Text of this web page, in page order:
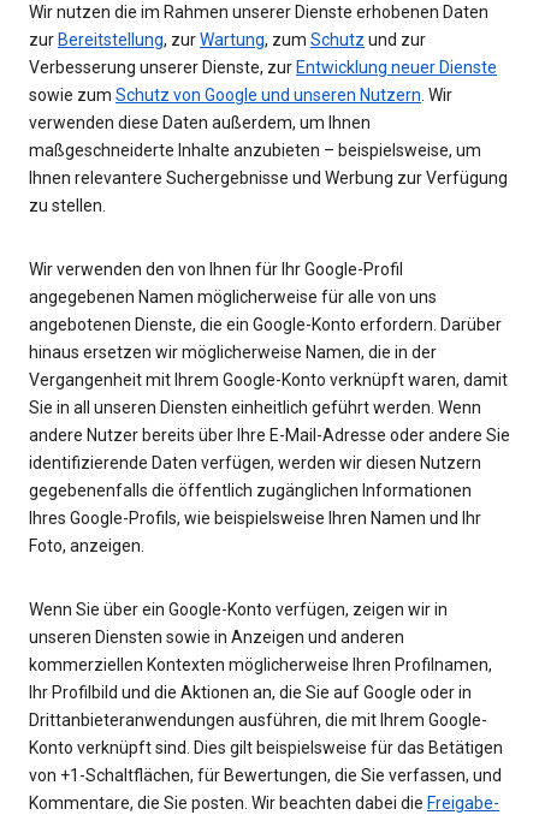
Wir nutzen die im Rahmen unserer Dienste erhobenen Daten
zur Bereitstellung, zurWartung, zum Schutz und zur
Verbesserung unserer Dienste, zur Entwicklung neuer Dienste
sowie zum Schutz von Google und unseren Nutzern. Wir
verwenden diese Daten außerdem, um Ihnen
maßgeschneiderte Inhalte anzubieten – beispielsweise, um
Ihnen relevantere Suchergebnisse und Werbung zur Verfügung
zu stellen.
Wir verwenden den von Ihnen für Ihr Google-Profil
angegebenen Namen möglicherweise für alle von uns
angebotenen Dienste, die ein Google-Konto erfordern. Darüber
hinaus ersetzen wir möglicherweise Namen, die in der
Vergangenheit mit Ihrem Google-Konto verknüpft waren, damit
Sie in all unseren Diensten einheitlich geführt werden. Wenn
andere Nutzer bereits über Ihre E-Mail-Adresse oder andere Sie
identifizierende Daten verfügen, werden wir diesen Nutzern
gegebenenfalls die öffentlich zugänglichen Informationen
Ihres Google-Profils, wie beispielsweise Ihren Namen und Ihr
Foto, anzeigen.
Wenn Sie über ein Google-Konto verfügen, zeigen wir in
unseren Diensten sowie in Anzeigen und anderen
kommerziellen Kontexten möglicherweise Ihren Profilnamen,
Ihr Profilbild und die Aktionen an, die Sie auf Google oder in
Drittanbieteranwendungen ausführen, die mit Ihrem Google-
Konto verknüpft sind. Dies gilt beispielsweise für das Betätigen
von +1-Schaltflächen, für Bewertungen, die Sie verfassen, und
Kommentare, die Sie posten. Wir beachten dabei die Freigabe-